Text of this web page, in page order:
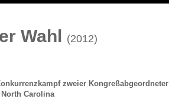
Wahl (2012)
zweier Kongreßabgeordneter
Carolina